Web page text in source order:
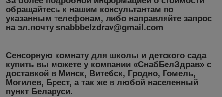
обращайтесь к нашим консультантам по
указанным телефонам, либо направляйте запрос
на эл.почту snabbbelzdrav@gmail.com
Сенсорную комнату для школы и детского сада
купить вы можете у компании «СнабБелЗдрав» с
доставкой в Минск, Витебск, Гродно, Гомель,
Могилев, Брест, а так же в любой населенный
пункт Беларуси.